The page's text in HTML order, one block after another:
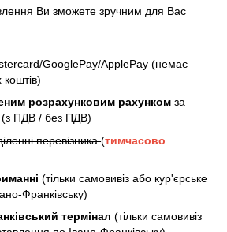
Ви зможете зручним для Вас
GooglePay/ApplePay (немає
коштів)
розрахунковим рахунком за
(з ПДВ / без ПДВ)
перевізника(тимчасово
(тільки самовивіз або кур'єрське
Франківську)
термінал (тільки самовивіз